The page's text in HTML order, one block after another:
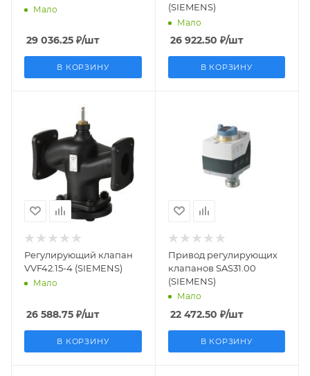
Мало
29 036.25 ₽/шт
В КОРЗИНУ
(SIEMENS)
Мало
26 922.50 ₽/шт
В КОРЗИНУ
Заказной номер
S55204-V102
Вес, кг
Страна
производства
Германия
Регулирующий клапан
VVF42.15-4 (SIEMENS)
Мало
26 588.75 ₽/шт
В КОРЗИНУ
S55158-A106
Швейцария
Привод регулирующих
клапанов SAS31.00
(SIEMENS)
Мало
22 472.50 ₽/шт
В КОРЗИНУ